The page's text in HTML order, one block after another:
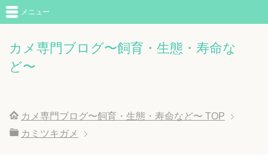
カメ専門ブログ〜飼育・生態・寿命な
ど〜
メニュー
カメ専門ブログ〜飼育・生態・寿命など〜 TOP
カミツキガメ